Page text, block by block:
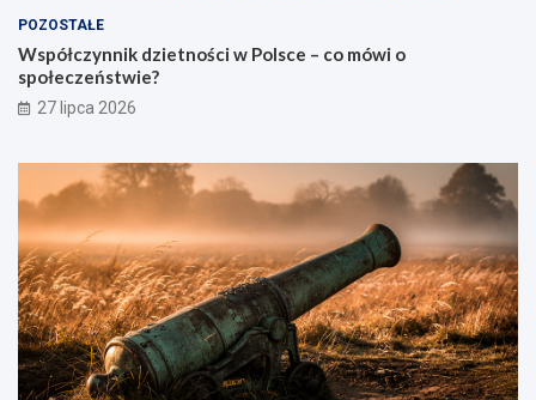
POZOSTAŁE
Współczynnik dzietności w Polsce – co mówi o
społeczeństwie?
27 lipca 2026